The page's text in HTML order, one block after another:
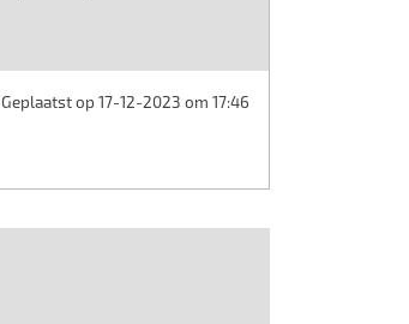
Geplaatst op 17-12-2023 om 17:46